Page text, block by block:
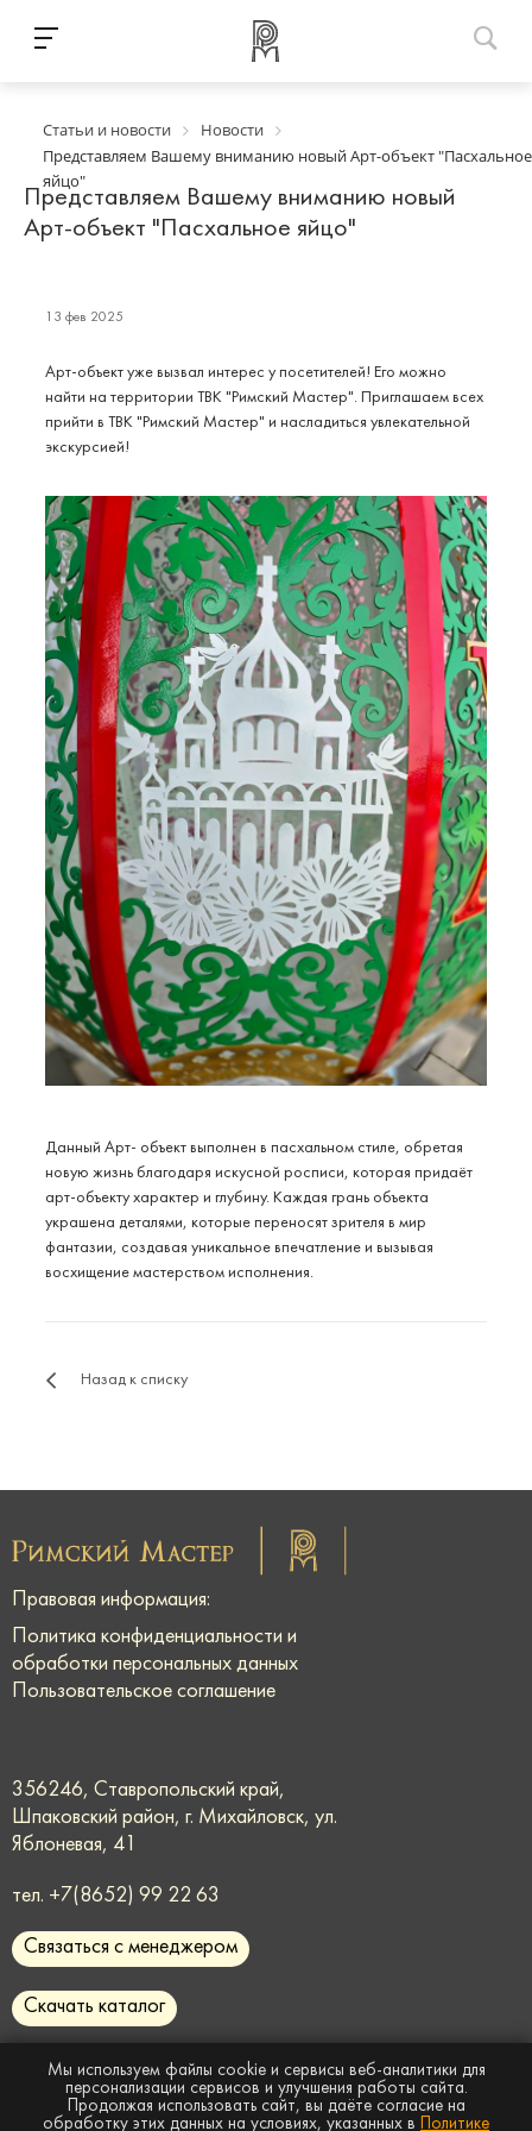
Статьи и новости
Новости
Представляем Вашему вниманию новый Арт-объект "Пасхальное
яйцо"
Представляем Вашему вниманию новый
Арт-объект "Пасхальное яйцо"
13 фев 2025
Арт-объект уже вызвал интерес у посетителей! Его можно
найти на территории ТВК "Римский Мастер". Приглашаем всех
прийти в ТВК "Римский Мастер" и насладиться увлекательной
экскурсией!
Данный Арт- объект выполнен в пасхальном стиле, обретая
новую жизнь благодаря искусной росписи, которая придаёт
арт-объекту характер и глубину. Каждая грань объекта
украшена деталями, которые переносят зрителя в мир
фантазии, создавая уникальное впечатление и вызывая
восхищение мастерством исполнения.
Назад к списку
Правовая информация:
Политика конфиденциальности и
обработки персональных данных
Пользовательское соглашение
356246, Ставропольский край,
Шпаковский район, г. Михайловск, ул.
Яблоневая, 41
тел. +7(8652) 99 22 63
Связаться с менеджером
Скачать каталог
request@rmmaster.ru
Сайт носит информационный характер и не
является публичной офертой
Мы используем файлы cookie и сервисы веб-аналитики для
персонализации сервисов и улучшения работы сайта.
Продолжая использовать сайт, вы даёте согласие на
обработку этих данных на условиях, указанных в Политике